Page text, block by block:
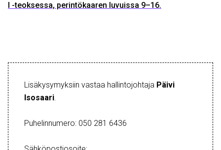
I -teoksessa, perintökaaren luvuissa 9–16.
Lisäkysymyksiin vastaa hallintojohtaja Päivi
Isosaari
Puhelinnumero: 050 281 6436